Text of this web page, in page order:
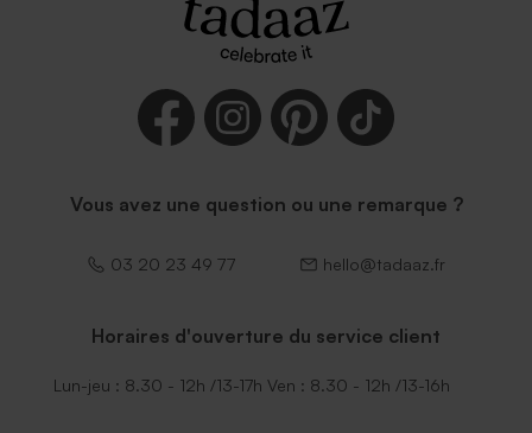
Vous avez une question ou une remarque ?
03 20 23 49 77 hello@tadaaz.fr
Horaires d'ouverture du service client
Lun-jeu : 8.30 - 12h /13-17h Ven : 8.30 - 12h /13-16h